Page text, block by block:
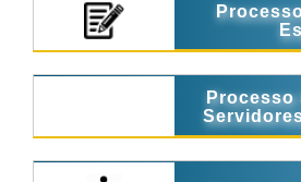
Processo